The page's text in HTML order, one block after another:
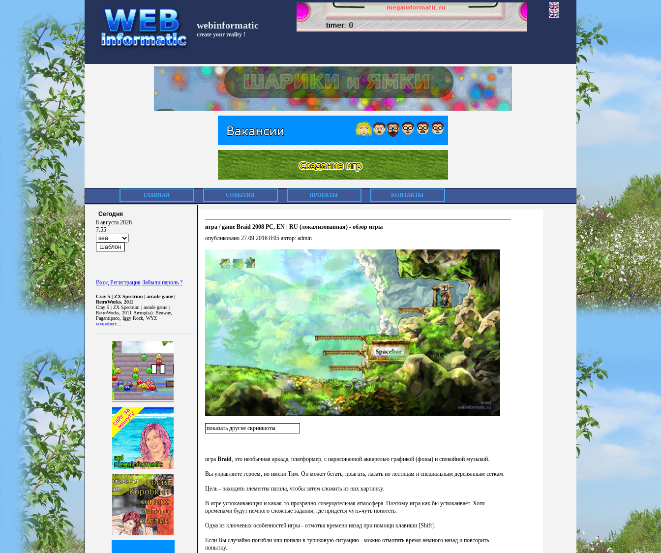
webinformatic
create your reality !
ГЛАВНАЯ СОБЫТИЯ ПРОЕКТЫ КОНТАКТЫ
Сегодня
8 августа 2026
7:55
Вход Регистрация Забыли пароль ?
Cray 5 | ZX Spectrum | arcade game |
RetroWorks, 2011
Cray 5 | ZX Spectrum | arcade game |
RetroWorks, 2011 Автор(ы): Benway,
Pagantipaco, Iggy Rock, WYZ
подробнее...
игра / game Braid 2008 PC, EN | RU (локализованная) - обзор игры
опубликовано 27.09.2016 8:05 автор: admin
показать другие скриншоты
игра Braid , это необычная аркада, платформер, с нарисованной акварелью графикой (фоны) и спокойной музыкой.
Вы управляете героем, по имени Тим. Он может бегать, прыгать, лазать по лестицам и специальным деревянным сеткам.
Цель - находить элементы паззла, чтобы затем сложить из них картинку.
В игре успокаивающая и какая-то прозрачно-созерцательная атмосфера. Поэтому игра как бы успокаивает. Хотя
временами будут немного сложные задания, где придется чуть-чуть попотеть.
Одна из ключевых особенностей игры - отмотка времени назад при помощи клавиши [Shift].
Если Вы случайно погибли или попали в тупиковую ситуацию - можно отмотать время немного назад и повторить
попытку.